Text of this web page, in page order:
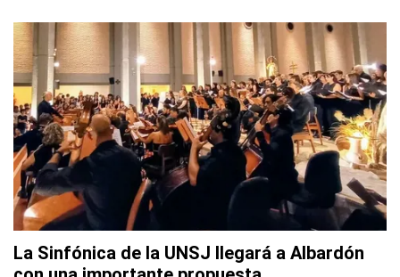
La Sinfónica de la UNSJ llegará a Albardón